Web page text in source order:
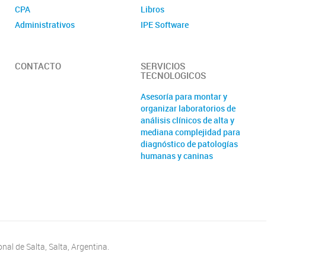
CPA
Administrativos
Libros
IPE Software
CONTACTO
SERVICIOS
TECNOLOGICOS
Asesoría para montar y
organizar laboratorios de
análisis clínicos de alta y
mediana complejidad para
diagnóstico de patologías
humanas y caninas
de Salta, Salta, Argentina.